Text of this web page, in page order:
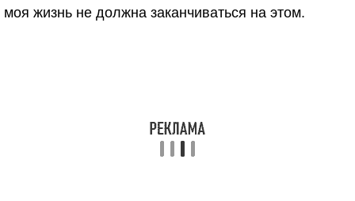
моя жизнь не должна заканчиваться на этом.